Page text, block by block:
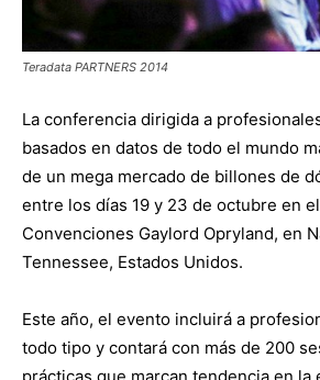
Teradata PARTNERS 2014
La conferencia dirigida a
basados en datos de todo el mundo
de un mega mercado de billones de
entre los días 19 y 23 de octubre en
Convenciones Gaylord Opryland, en
Tennessee, Estados Unidos.
Este año, el evento incluirá a
todo tipo y contará con más de 200